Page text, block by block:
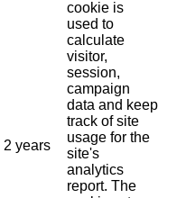
2 years
cookie is
used to
calculate
visitor,
session,
campaign
data and keep
track of site
usage for the
site's
analytics
report. The